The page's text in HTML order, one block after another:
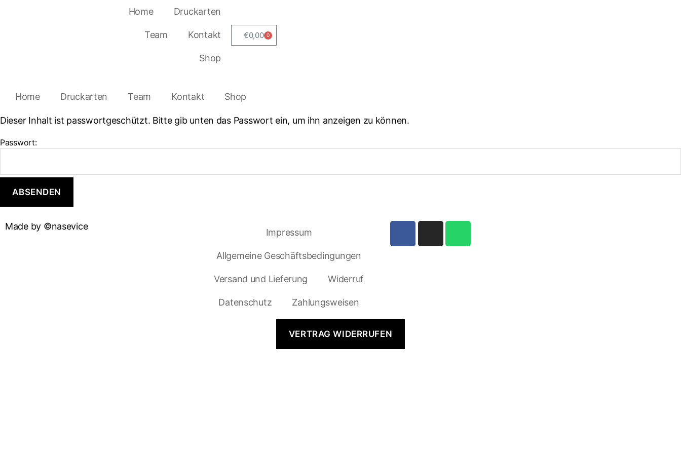
Home Druckarten
Team Kontakt
Shop
€0,00 0
Home Druckarten Team Kontakt Shop
Dieser Inhalt ist passwortgeschützt. Bitte gib unten das Passwort ein, um ihn anzeigen zu können.
Passwort:
Made by ©nasevice
Impressum
Allgemeine Geschäftsbedingungen
Versand und Lieferung Widerruf
Datenschutz Zahlungsweisen
VERTRAG WIDERRUFEN